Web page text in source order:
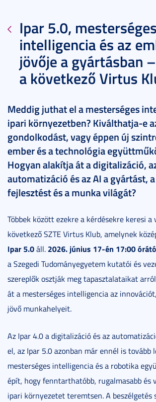
Ipar 5.0, mesterséges
intelligencia és az
jövője a gyártásban
a következő Virtus
Meddig juthat el a mesterséges
ipari környezetben? Kiválthatja-e
gondolkodást, vagy éppen új
ember és a technológia
Hogyan alakítja át a digitalizáció,
automatizáció és az AI a gyártást,
fejlesztést és a munka világát?
Többek között ezekre a kérdésekre keresi a
következő SZTE Virtus Klub, amelynek
Ipar 5.0áll. 2026. június 17-én 17:00
a Szegedi Tudományegyetem kutatói és
szereplők osztják meg tapasztalataikat
át a mesterséges intelligencia az
jövő munkahelyeit.
Az Ipar 4.0 a digitalizáció és az
el, az Ipar 5.0 azonban már ennél is tovább
mesterséges intelligencia és a robotika
épít, hogy fenntarthatóbb, rugalmasabb és
ipari környezetet teremtsen. A beszélgetés